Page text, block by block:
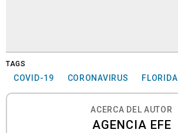
TAGS
COVID-19 CORONAVIRUS FLORIDA
ACERCA DEL AUTOR
AGENCIA EFE